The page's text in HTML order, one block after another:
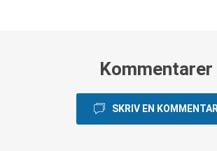
Kommentarer
SKRIV EN KOMMENTAR